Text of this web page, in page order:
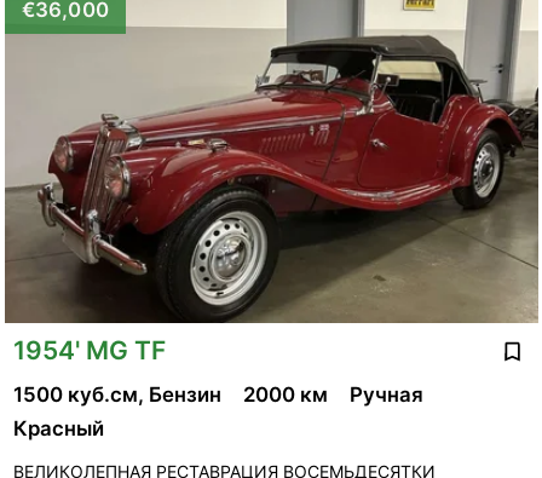
€36,000
1954' MG TF
1500 куб.см, Бензин 2000 км
Ручная
Красный
ВЕЛИКОЛЕПНАЯ РЕСТАВРАЦИЯ ВОСЕМЬДЕСЯТКИ